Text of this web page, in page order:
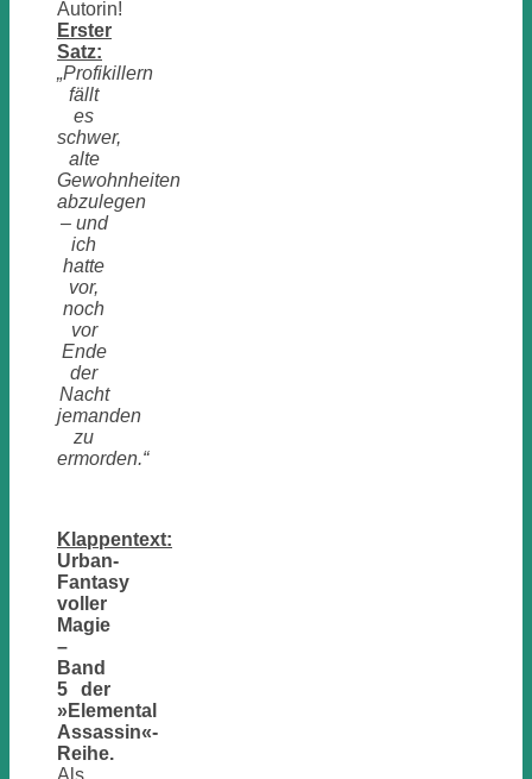
Autorin!
Erster
Satz:
„Profikillern
fällt
es
schwer,
alte
Gewohnheiten
abzulegen
– und
ich
hatte
vor,
noch
vor
Ende
der
Nacht
jemanden
zu
ermorden.“
Klappentext:
Urban-
Fantasy
voller
Magie
–
Band
5 der
»Elemental
Assassin«-
Reihe.
Als